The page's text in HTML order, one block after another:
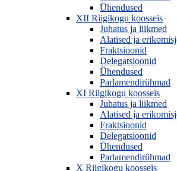
Ühendused
XII Riigikogu koosseis
Juhatus ja liikmed
Alatised ja
Fraktsioonid
Delegatsioonid
Ühendused
Parlamendirühmad
XI Riigikogu koosseis
Juhatus ja liikmed
Alatised ja
Fraktsioonid
Delegatsioonid
Ühendused
Parlamendirühmad
X Riigikogu koosseis